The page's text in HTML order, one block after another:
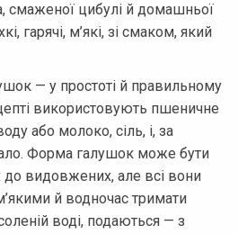
смаженої цибулі й домашньої
гарячі, м’які, зі смаком, який
— у простоті й правильному
використовують пшеничне
або молоко, сіль, і, за
Форма галушок може бути
до видовжених, але всі вони
й водночас тримати
воді, подаються — з